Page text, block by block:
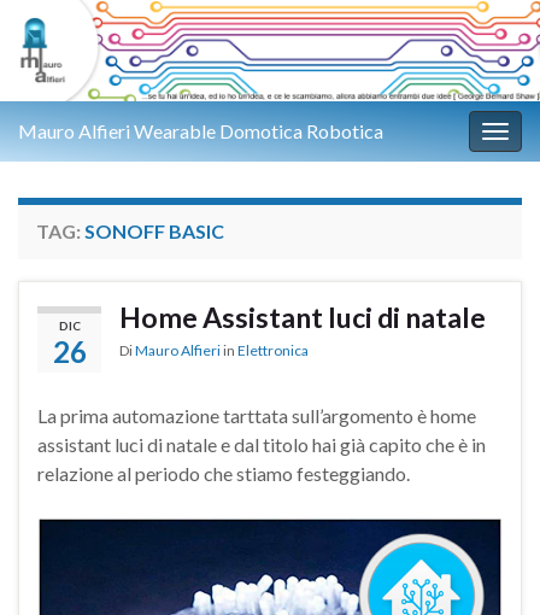
Mauro Alfieri Wearable Domotica Robotica
TAG: SONOFF BASIC
DIC
26
Home Assistant luci di natale
DiMauro Alfieri in Elettronica
La prima automazione tarttata sull’argomento è home
assistant luci di natale e dal titolo hai già capito che è in
relazione al periodo che stiamo festeggiando.